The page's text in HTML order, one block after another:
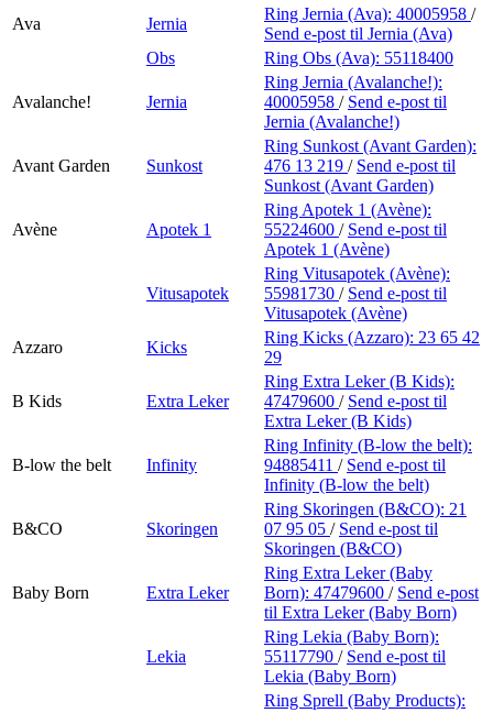
Ava
Jernia
Ring Jernia (Ava): 40005958 /
Send e-post til Jernia (Ava)
Obs
Ring Obs (Ava): 55118400
Avalanche! Jernia
Ring Jernia (Avalanche!):
40005958 / Send e-post til
Jernia (Avalanche!)
Avant Garden Sunkost
Ring Sunkost (Avant Garden):
476 13 219 / Send e-post til
Sunkost (Avant Garden)
Avène Apotek 1
Ring Apotek 1 (Avène):
55224600 / Send e-post til
Apotek 1 (Avène)
Vitusapotek
Ring Vitusapotek (Avène):
55981730 / Send e-post til
Vitusapotek (Avène)
Azzaro
Kicks
Ring Kicks (Azzaro): 23 65 42
29
B Kids Extra Leker
Ring Extra Leker (B Kids):
47479600 / Send e-post til
Extra Leker (B Kids)
B-low the belt Infinity
Ring Infinity (B-low the belt):
94885411 / Send e-post til
Infinity (B-low the belt)
B&CO Skoringen
Ring Skoringen (B&CO): 21
07 95 05 / Send e-post til
Skoringen (B&CO)
Baby Born Extra Leker
Ring Extra Leker (Baby
Born): 47479600 / Send e-post
til Extra Leker (Baby Born)
Lekia
Ring Lekia (Baby Born):
55117790 / Send e-post til
Lekia (Baby Born)
Ring Sprell (Baby Products):